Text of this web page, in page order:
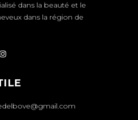
dans la beauté et le
dans la région de